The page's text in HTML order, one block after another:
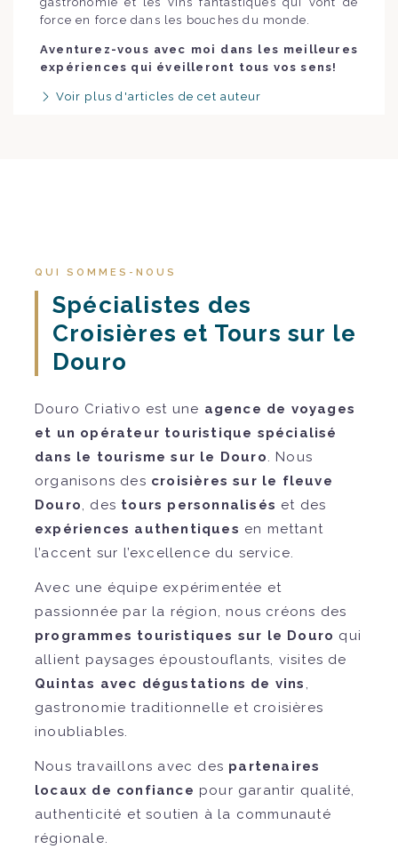
force en force dans les bouches du monde.
Aventurez-vous avec moi dans les meilleures
expériences qui éveilleront tous vos sens!
Voir plus d'articles de cet auteur
QUI SOMMES-NOUS
Spécialistes des
Croisières et Tours sur le
Douro
Douro Criativo est une agence de voyages
et un opérateur touristique spécialisé
dans le tourisme sur le Douro. Nous
organisons des croisières sur le fleuve
Douro, des tours personnalisés et des
expériences authentiques en mettant
l’accent sur l’excellence du service.
Avec une équipe expérimentée et
passionnée par la région, nous créons des
programmes touristiques sur le Douro qui
allient paysages époustouflants, visites de
Quintas avec dégustations de vins ,
gastronomie traditionnelle et croisières
inoubliables.
Nous travaillons avec des partenaires
locaux de confiance pour garantir qualité,
authenticité et soutien à la communauté
régionale.